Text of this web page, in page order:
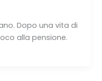
Dopo una vita di
alla pensione.